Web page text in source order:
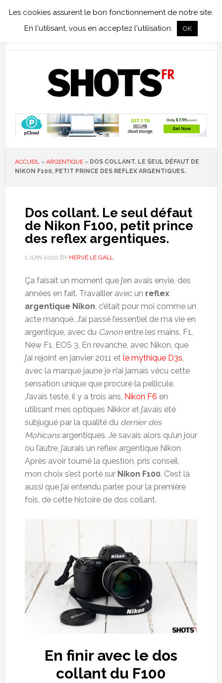
ACCUEIL » ARGENTIQUE» DOS COLLANT. LE SEUL DÉFAUT DE
NIKON F100, PETIT PRINCE DES REFLEX ARGENTIQUES.
Dos collant. Le seul défaut
de Nikon F100, petit prince
des reflex argentiques.
1 JUIN 2020 BY HERVÉ LE GALL
Ça faisait un moment que j’en avais envie, des
années en fait. Travailler avec un reflex
argentique Nikon , c’était pour moi comme un
acte manqué. J’ai passé l’essentiel de ma vie en
argentique, avec du Canonentre les mains, F1,
New F1, EOS 3. En revanche, avec Nikon, que
j’ai rejoint en janvier 2011 et le mythique D3s
avec la marque jaune je n’ai jamais vécu cette
sensation unique que procure la pellicule.
J’avais testé, il y a trois ans, Nikon F6 en
utilisant mes optiques Nikkor et j’avais été
subjugué par la qualité du dernier des
Mohicansargentiques. Je savais alors qu’un jour
ou l’autre, j’aurais un reflex argentique Nikon.
Après avoir tourné la question, pris conseil,
mon choix s’est porté sur Nikon F100. C’est là
aussi que j’ai entendu parler, pour la première
fois, de cette histoire de dos collant.
En finir avec le dos
collant du F100
Les cookies assurent le bon fonctionnement de notre site.
En l'utilisant, vous en acceptez l'utilisation.
OK